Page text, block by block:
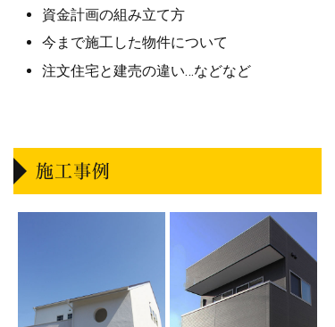
資金計画の組み立て方
今まで施工した物件について
注文住宅と建売の違い…などなど
施工事例